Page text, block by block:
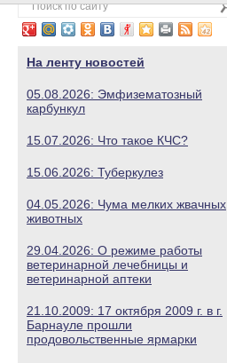
На ленту новостей
05.08.2026: Эмфизематозный
карбункул
15.07.2026: Что такое КЧС?
15.06.2026: Туберкулез
04.05.2026: Чума мелких жвачных
животных
29.04.2026: О режиме работы
ветеринарной лечебницы и
ветеринарной аптеки
21.10.2009: 17 октября 2009 г. в г.
Барнауле прошли
продовольственные ярмарки